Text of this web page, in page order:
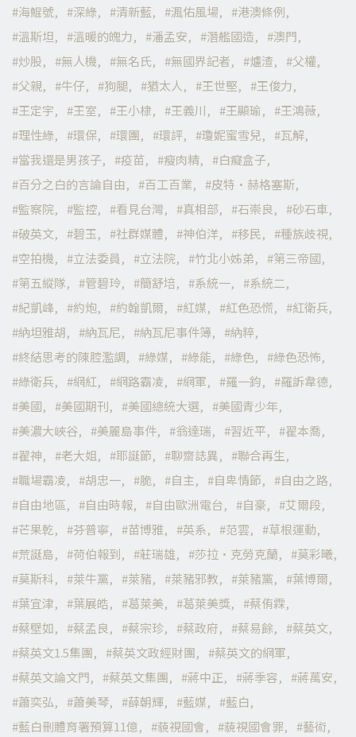
海鯤號
深綠 清新藍 渢佑風場
港澳條例
溫斯坦
溫暖的魄力 潘孟安 潛艦國造
澳門
炒股
無人機 無名氏 無國界記者 爐渣
父權
父親
牛仔 狗腿 猶太人 王世堅
王俊力
王定宇
王室 王小棣 王義川 王顯瑜
王鴻薇
理性綠
環保 環團 環評 瓊妮蜜雪兒
瓦解
當我還是男孩子
疫苗 瘦肉精
白癡盒子
百分之白的言論自由
百工百業
皮特·赫格塞斯
監察院
監控 看見台灣 真相部 石崇良
砂石車
破英文
碧玉 社群媒體 神伯洋 移民
種族歧視
空拍機
立法委員 立法院 竹北小姊弟
第三帝國
第五縱隊
管碧玲 簡舒培 系統一
系統二
紀凱峰
約炮 約翰凱爾 紅媒 紅色恐慌
紅衛兵
納坦雅胡
納瓦尼 納瓦尼事件簿
納粹
終結思考的陳腔濫調
綠媒 綠能 綠色
綠色恐怖
綠衛兵
網紅 網路霸凌 網軍 羅一鈞
羅訴韋德
美國
美國期刊 美國總統大選
美國青少年
美濃大峽谷
美麗島事件 翁達瑞 習近平
翟本喬
翟神
老大姐 耶誕節 聊齋誌異
聯合再生
職場霸凌
胡忠一 脆 自主 自卑情節
自由之路
自由地區
自由時報 自由歐洲電台 自豪
艾爾段
芒果乾
芬普寧 苗博雅 英系 范雲
草根運動
荒誕島
荷伯報到 莊瑞雄 莎拉·克勞克蘭
莫彩曦
莫斯科
萊牛黨 萊豬 萊豬邪教 萊豬黨
葉博爾
葉宜津
葉展皓 葛萊美 葛萊美獎
蔡侑霖
蔡壁如
蔡孟良 蔡宗珍 蔡政府 蔡易餘
蔡英文
蔡英文1.5集團
蔡英文政經財團
蔡英文的網軍
蔡英文論文門
蔡英文集團 蔣中正 蔣季容
蔣萬安
蕭奕弘
蕭美琴 薛朝輝 藍媒
藍白
藍白刪體育署預算11億
藐視國會 藐視國會罪
藝術